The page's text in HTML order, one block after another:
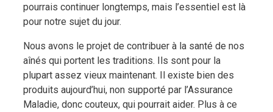
pourrais continuer longtemps, mais l’essentiel est là
pour notre sujet du jour.
Nous avons le projet de contribuer à la santé de nos
aînés qui portent les traditions. Ils sont pour la
plupart assez vieux maintenant. Il existe bien des
produits aujourd’hui, non supporté par l’Assurance
Maladie, donc couteux, qui pourrait aider. Plus à ce